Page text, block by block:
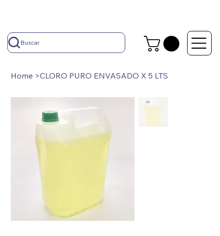
Buscar
Home >CLORO PURO ENVASADO X 5 LTS